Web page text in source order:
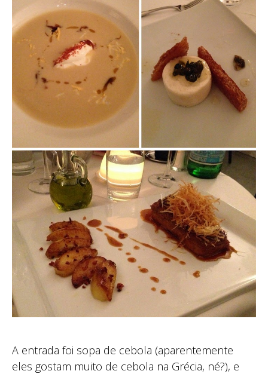
A entrada foi sopa de cebola (aparentemente
eles gostam muito de cebola na Grécia, né?), e